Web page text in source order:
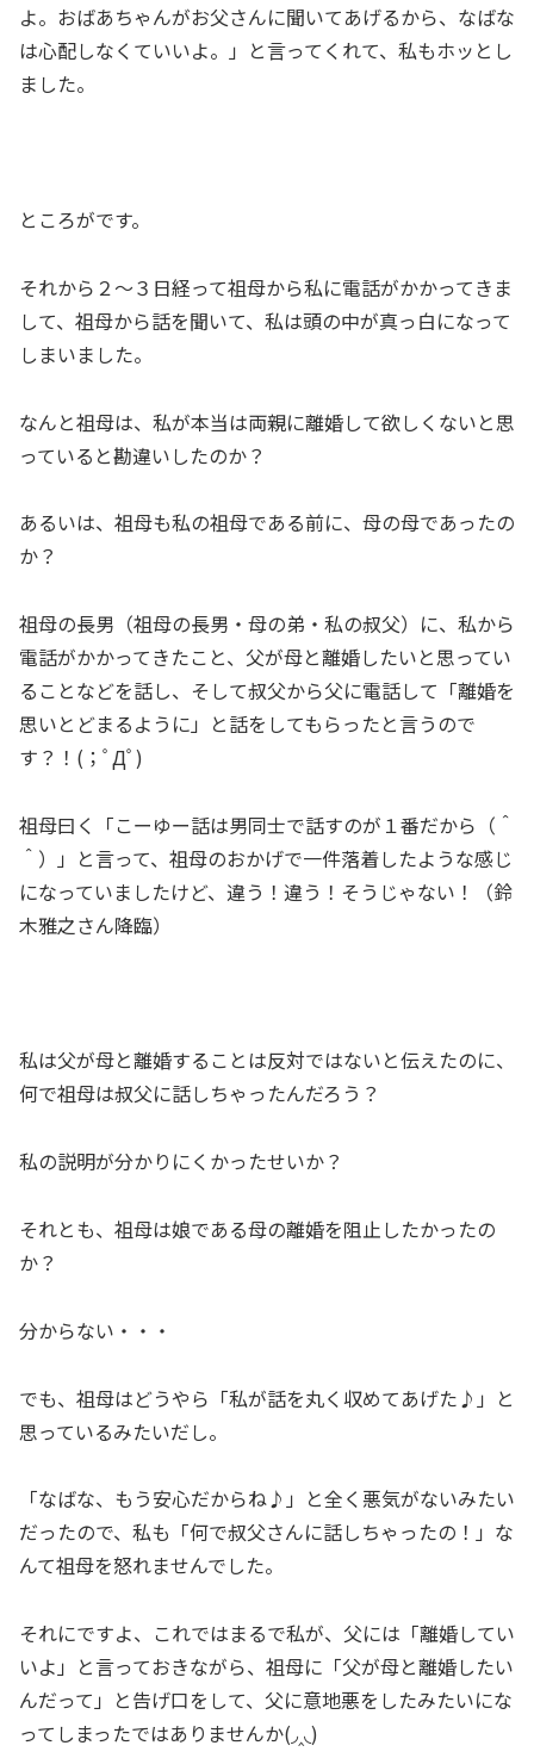
よ。おばあちゃんがお父さんに聞いてあげるから、なばな
は心配しなくていいよ。」と言ってくれて、私もホッとし
ました。
ところがです。
それから２～３日経って祖母から私に電話がかかってきま
して、祖母から話を聞いて、私は頭の中が真っ白になって
しまいました。
なんと祖母は、私が本当は両親に離婚して欲しくないと思
っていると勘違いしたのか？
あるいは、祖母も私の祖母である前に、母の母であったの
か？
祖母の長男（祖母の長男・母の弟・私の叔父）に、私から
電話がかかってきたこと、父が母と離婚したいと思ってい
ることなどを話し、そして叔父から父に電話して「離婚を
思いとどまるように」と話をしてもらったと言うので
す？！(；ﾟДﾟ)
祖母曰く「こーゆー話は男同士で話すのが１番だから（＾
＾）」と言って、祖母のおかげで一件落着したような感じ
になっていましたけど、違う！違う！そうじゃない！（鈴
木雅之さん降臨）
私は父が母と離婚することは反対ではないと伝えたのに、
何で祖母は叔父に話しちゃったんだろう？
私の説明が分かりにくかったせいか？
それとも、祖母は娘である母の離婚を阻止したかったの
か？
分からない・・・
でも、祖母はどうやら「私が話を丸く収めてあげた♪」と
思っているみたいだし。
「なばな、もう安心だからね♪」と全く悪気がないみたい
だったので、私も「何で叔父さんに話しちゃったの！」な
んて祖母を怒れませんでした。
それにですよ、これではまるで私が、父には「離婚してい
いよ」と言っておきながら、祖母に「父が母と離婚したい
んだって」と告げ口をして、父に意地悪をしたみたいにな
ってしまったではありませんか(◞‸◟)